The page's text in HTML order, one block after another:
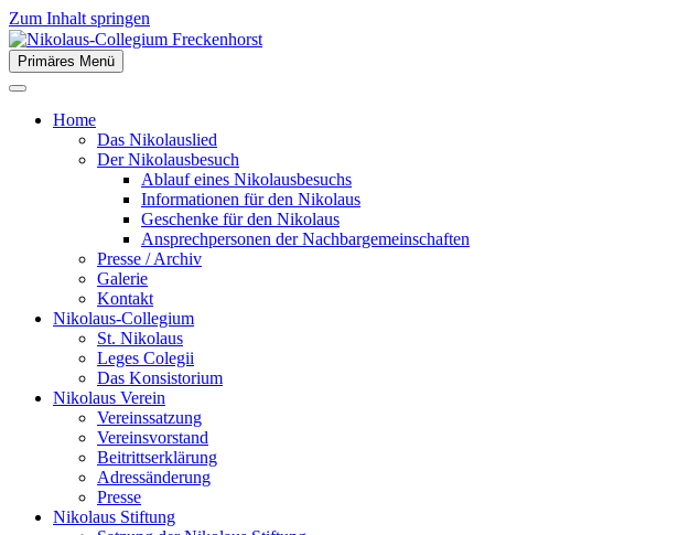
Zum Inhalt springen
Nikolaus-Collegium Freckenhorst
der Stiftsstadt Freckenhorst e.V.
Primäres Menü
Home
Das Nikolauslied
Der Nikolausbesuch
Ablauf eines Nikolausbesuchs
Informationen für den Nikolaus
Geschenke für den Nikolaus
Ansprechpersonen der Nachbargemeinschaften
Presse / Archiv
Galerie
Kontakt
Nikolaus-Collegium
St. Nikolaus
Leges Colegii
Das Konsistorium
Nikolaus Verein
Vereinssatzung
Vereinsvorstand
Beitrittserklärung
Adressänderung
Presse
Nikolaus Stiftung